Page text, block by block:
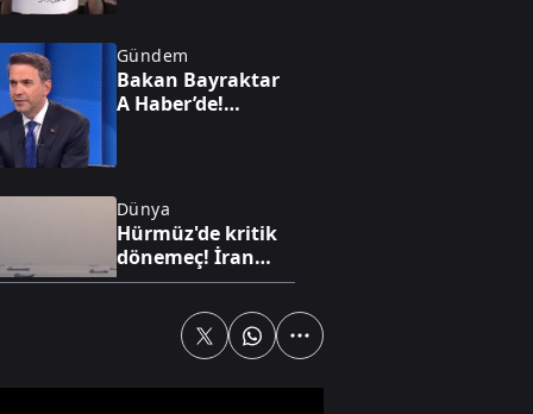
Gündem
Bakan Bayraktar
A Haber’de!
Bulgaristan'da
sahaya iniyor
Dünya
Hürmüz'de kritik
dönemeç! İran
taviz mi verdi? A
Bakan